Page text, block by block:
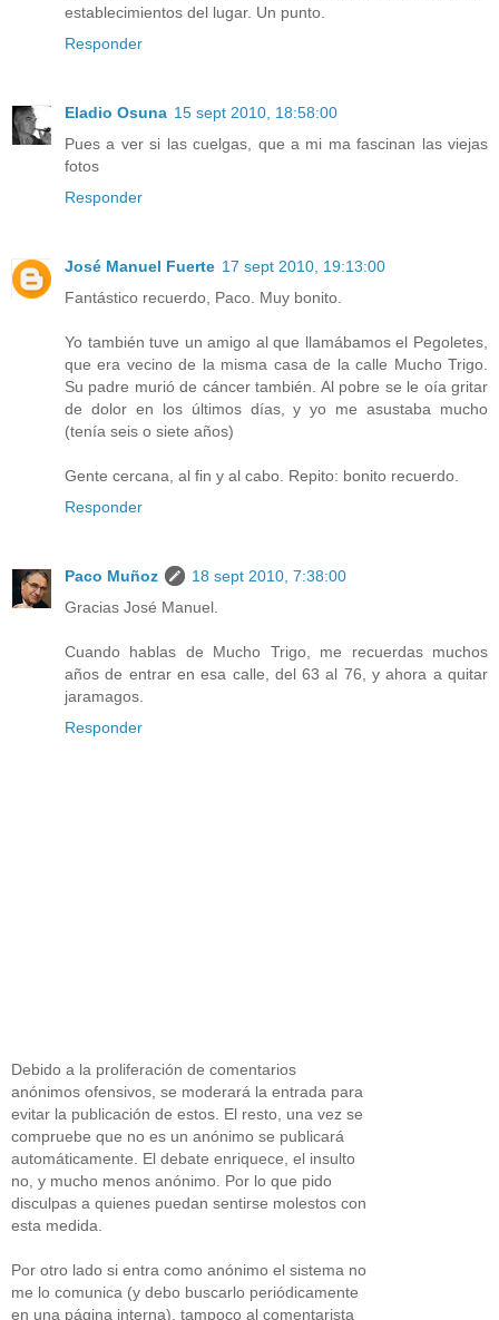
establecimientos del lugar. Un punto.
Responder
Eladio Osuna 15 sept 2010, 18:58:00
Pues a ver si las cuelgas, que a mi ma fascinan las viejas
fotos
Responder
José Manuel Fuerte 17 sept 2010, 19:13:00
Fantástico recuerdo, Paco. Muy bonito.
Yo también tuve un amigo al que llamábamos el Pegoletes,
que era vecino de la misma casa de la calle Mucho Trigo.
Su padre murió de cáncer también. Al pobre se le oía gritar
de dolor en los últimos días, y yo me asustaba mucho
(tenía seis o siete años)
Gente cercana, al fin y al cabo. Repito: bonito recuerdo.
Responder
Paco Muñoz
18 sept 2010, 7:38:00
Gracias José Manuel.
Cuando hablas de Mucho Trigo, me recuerdas muchos
años de entrar en esa calle, del 63 al 76, y ahora a quitar
jaramagos.
Responder
Debido a la proliferación de comentarios
anónimos ofensivos, se moderará la entrada para
evitar la publicación de estos. El resto, una vez se
compruebe que no es un anónimo se publicará
automáticamente. El debate enriquece, el insulto
no, y mucho menos anónimo. Por lo que pido
disculpas a quienes puedan sentirse molestos con
esta medida.
Por otro lado si entra como anónimo el sistema no
me lo comunica (y debo buscarlo periódicamente
en una página interna), tampoco al comentarista